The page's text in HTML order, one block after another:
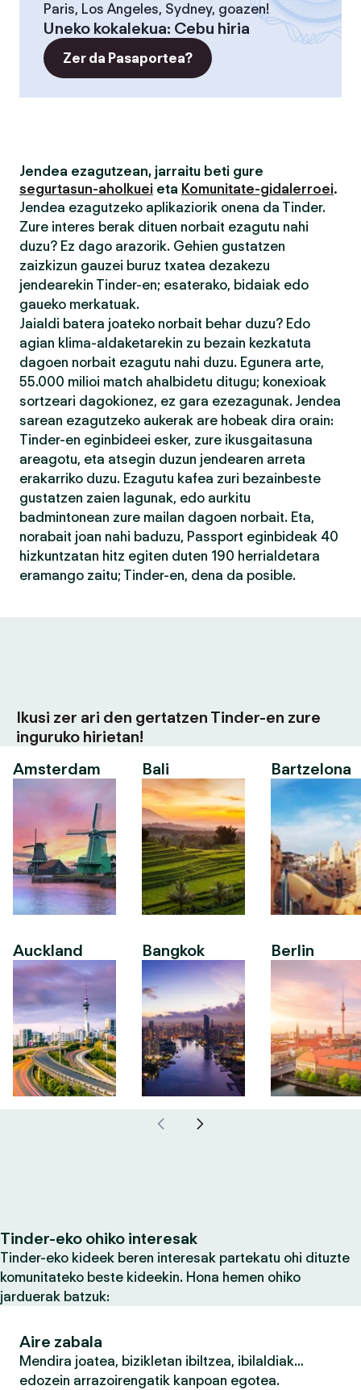
Paris, Los Angeles, Sydney, goazen!
Uneko kokalekua: Cebu hiria
Zer da Pasaportea?
Jendea ezagutzean, jarraitu beti gure
segurtasun-aholkuei eta Komunitate-gidalerroei.
Jendea ezagutzeko aplikaziorik onena da Tinder.
Zure interes berak dituen norbait ezagutu nahi
duzu? Ez dago arazorik. Gehien gustatzen
zaizkizun gauzei buruz txatea dezakezu
jendearekin Tinder-en; esaterako, bidaiak edo
gaueko merkatuak.
Jaialdi batera joateko norbait behar duzu? Edo
agian klima-aldaketarekin zu bezain kezkatuta
dagoen norbait ezagutu nahi duzu. Egunera arte,
55.000 milioi match ahalbidetu ditugu; konexioak
sortzeari dagokionez, ez gara ezezagunak. Jendea
sarean ezagutzeko aukerak are hobeak dira orain:
Tinder-en eginbideei esker, zure ikusgaitasuna
areagotu, eta atsegin duzun jendearen arreta
erakarriko duzu. Ezagutu kafea zuri bezainbeste
gustatzen zaien lagunak, edo aurkitu
badmintonean zure mailan dagoen norbait. Eta,
norabait joan nahi baduzu, Passport eginbideak 40
hizkuntzatan hitz egiten duten 190 herrialdetara
eramango zaitu; Tinder-en, dena da posible.
Ikusi zer ari den gertatzen Tinder-en zure
inguruko hirietan!
Amsterdam
Auckland
Bali
Bangkok
Bartzelona
Berlin
Tinder-eko ohiko interesak
Tinder-eko kideek beren interesak partekatu ohi dituzte
komunitateko beste kideekin. Hona hemen ohiko
jarduerak batzuk:
Aire zabala
Mendira joatea, bizikletan ibiltzea, ibilaldiak…
edozein arrazoirengatik kanpoan egotea.